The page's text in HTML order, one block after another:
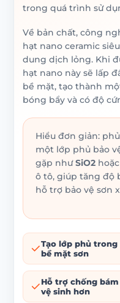
trong quá trình sử
Về bản chất, công
hạt nano ceramic
dung dịch lỏng. Khi
hạt nano này sẽ lấp
bề mặt, tạo thành
bóng bẩy và có độ
Hiểu đơn giản:
một lớp phủ bảo
gặp nhưSiO2 hoặc
ô tô, giúp tăng độ
hỗ trợ bảo vệ sơn
Tạo lớp phủ
bề mặt sơn
Hỗ trợ chống
vệ sinh hơn